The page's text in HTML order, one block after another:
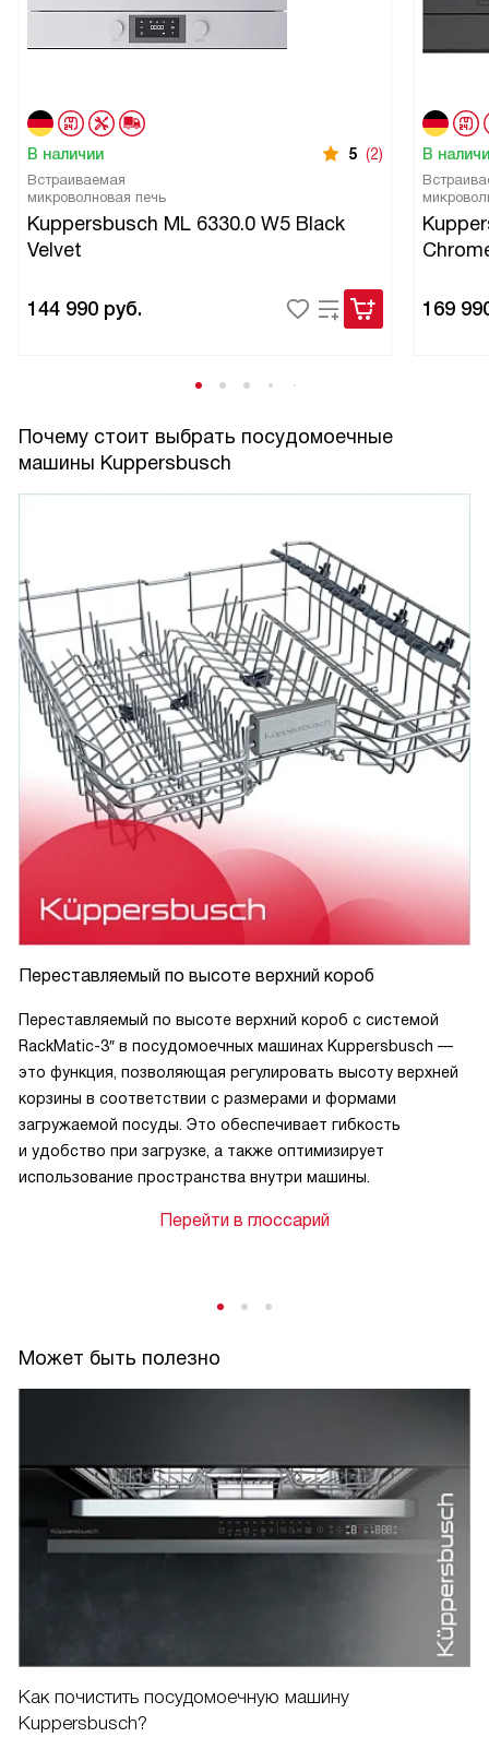
В наличии 5 (2)
Встраиваемая
микроволновая печь
Kuppersbusch ML 6330.0 W5 Black
Velvet
144 990 руб.
В
169
Почему стоит выбрать посудомоечные
машины Kuppersbusch
Переставляемый по высоте верхний короб
Переставляемый по высоте верхний короб с системой
RackMatic-3″ в посудомоечных машинах Kuppersbusch —
это функция, позволяющая регулировать высоту верхней
корзины в соответствии с размерами и формами
загружаемой посуды. Это обеспечивает гибкость
и удобство при загрузке, а также оптимизирует
использование пространства внутри машины.
Перейти в глоссарий
Может быть полезно
Как почистить посудомоечную машину
Kuppersbusch?